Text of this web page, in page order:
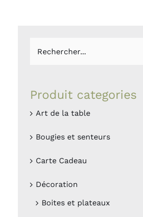
Bougies
Produit categories
Art de la table
Bougies et senteurs
Carte Cadeau
Décoration
Boites et plateaux